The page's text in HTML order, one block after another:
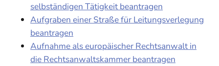
selbständigen Tätigkeit beantragen
Aufgraben einer Straße für Leitungsverlegung
beantragen
Aufnahme als europäischer Rechtsanwalt in
die Rechtsanwaltskammer beantragen